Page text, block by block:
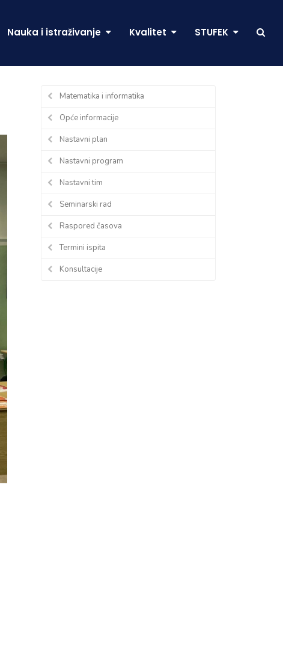
Nauka i istraživanje Kvalitet STUFEK
Matematika i informatika
Opće informacije
Nastavni plan
Nastavni program
Nastavni tim
Seminarski rad
Raspored časova
Termini ispita
Konsultacije